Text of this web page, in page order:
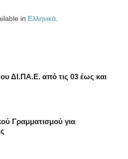
in Ελληνικά
ΔΙ.ΠΑ.Ε. από τις 03 έως και
Γραμματισμού για